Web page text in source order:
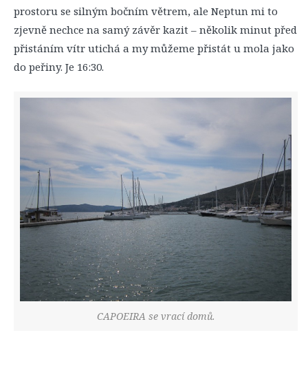
prostoru se silným bočním větrem, ale Neptun mi to
zjevně nechce na samý závěr kazit – několik minut před
přistáním vítr utichá a my můžeme přistát u mola jako
do peřiny. Je 16:30.
CAPOEIRA se vrací domů.